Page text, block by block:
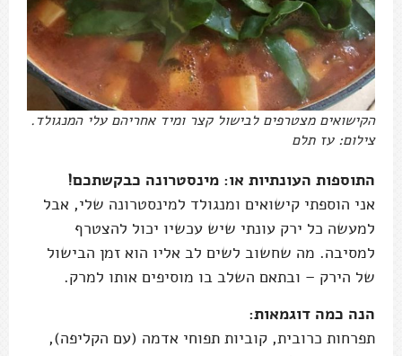
הקישואים מצטרפים לבישול קצר ומיד אחריהם עלי המנגולד.
צילום: עז תלם
התוספות העונתיות או: מינסטרונה כבקשתכם!
אני הוספתי קישואים ומנגולד למינסטרונה שלי, אבל
למעשה כל ירק עונתי שיש עכשיו יכול להצטרף
למסיבה. מה שחשוב לשים לב אליו הוא זמן הבישול
של הירק – ובתאם השלב בו מוסיפים אותו למרק.
הנה כמה דוגמאות:
תפרחות כרובית, קוביות תפוחי אדמה (עם הקליפה),